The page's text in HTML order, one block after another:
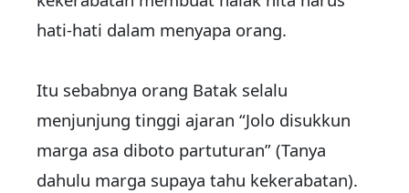
hati-hati dalam menyapa orang.
Itu sebabnya orang Batak selalu
menjunjung tinggi ajaran “Jolo disukkun
marga asa diboto partuturan” (Tanya
dahulu marga supaya tahu kekerabatan).